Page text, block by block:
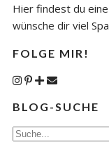
Hier findest du
wünsche dir viel
FOLGE MIR!
BLOG-SUCHE